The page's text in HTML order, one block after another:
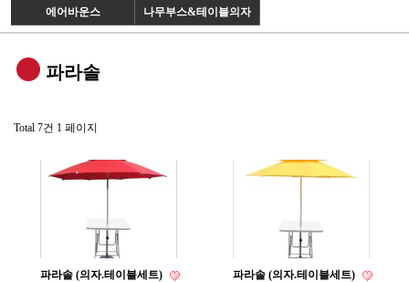
에어바운스
나무부스&테이블의자
파라솔
Total 7건 1 페이지
파라솔 (의자.테이블세트) 파라솔 (의자.테이블세트)